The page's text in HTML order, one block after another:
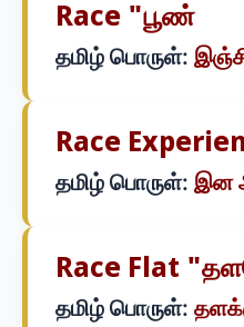
Race "பூண்
தமிழ் பொருள்:
Race
தமிழ் பொருள்: இன
Race Flat
தமிழ் பொருள்: